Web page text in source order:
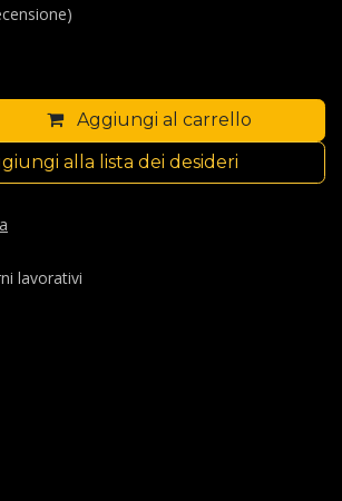
Aggiungi al carrello
alla lista dei desideri
lavorativi